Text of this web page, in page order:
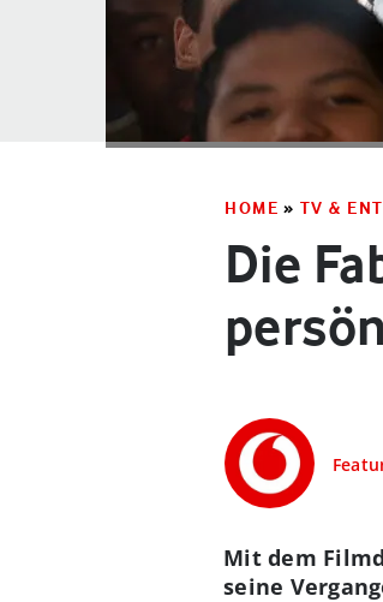
HOME » TV &
Die
Mit dem
seine